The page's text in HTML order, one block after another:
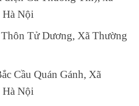
Nội
Tử Dương, Xã Thường
Cầu Quán Gánh, Xã
Nội